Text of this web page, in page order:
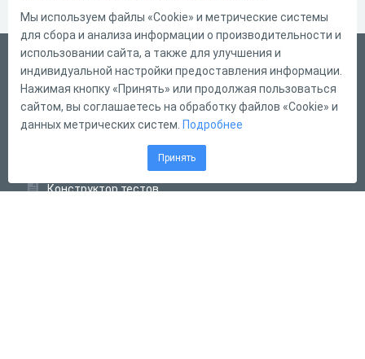
Русский
Справка
Форма обратной связи
Конструктор тестов
Мы используем файлы «Cookie» и метрические системы
для сбора и анализа информации о производительности и
использовании сайта, а также для улучшения и
индивидуальной настройки предоставления информации.
Нажимая кнопку «Принять» или продолжая пользоваться
сайтом, вы соглашаетесь на обработку файлов «Cookie» и
данных метрических систем. Подробнее
Принять